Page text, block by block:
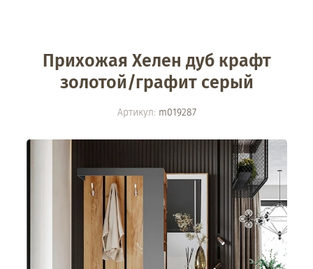
Прихожая Хелен дуб крафт
золотой/графит серый
Артикул: m019287